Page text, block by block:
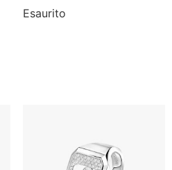
Esaurito